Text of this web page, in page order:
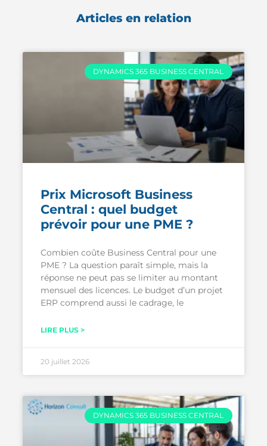
Articles en relation
DYNAMICS 365 BUSINESS CENTRAL
Prix Microsoft Business
Central : quel budget
prévoir pour une PME ?
Combien coûte Business Central pour une
PME ? La question paraît simple, mais la
réponse ne peut pas se limiter au montant
mensuel des licences. Le budget d’un projet
ERP comprend aussi le cadrage, le
LIRE PLUS >
20 juillet 2026
DYNAMICS 365 BUSINESS CENTRAL